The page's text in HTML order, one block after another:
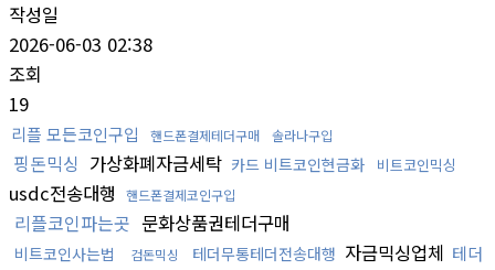
작성일
2026-06-03 02:38
조회
19
리플 모든코인구입 핸드폰결제테더구매 솔라나구입
핑돈믹싱 가상화폐자금세탁 카드 비트코인현금화 비트코인믹싱
usdc전송대행 핸드폰결제코인구입
리플코인파는곳 문화상품권테더구매
비트코인사는법 검돈믹싱 테더무통테더전송대행 자금믹싱업체 테더